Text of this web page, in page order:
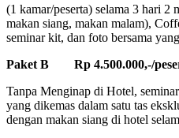
(1 kamar/peserta) selama 3 hari 2
makan siang, makan malam),
seminar kit, dan foto bersama
Paket B Rp 4.500.000,-/
Tanpa Menginap di Hotel,
yang dikemas dalam satu tas
dengan makan siang di hotel